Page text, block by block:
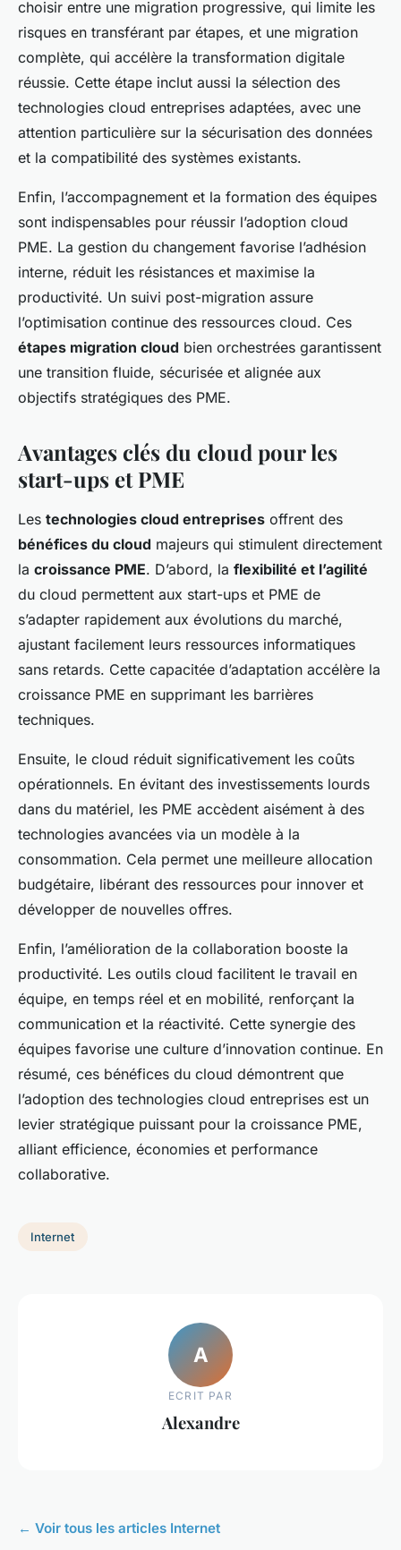
choisir entre une migration progressive, qui limite les
risques en transférant par étapes, et une migration
complète, qui accélère la transformation digitale
réussie. Cette étape inclut aussi la sélection des
technologies cloud entreprises adaptées, avec une
attention particulière sur la sécurisation des données
et la compatibilité des systèmes existants.
Enfin, l’accompagnement et la formation des équipes
sont indispensables pour réussir l’adoption cloud
PME. La gestion du changement favorise l’adhésion
interne, réduit les résistances et maximise la
productivité. Un suivi post-migration assure
l’optimisation continue des ressources cloud. Ces
étapes migration cloud bien orchestrées garantissent
une transition fluide, sécurisée et alignée aux
objectifs stratégiques des PME.
Avantages clés du cloud pour les
start-ups et PME
Les technologies cloud entreprises offrent des
bénéfices du cloud majeurs qui stimulent directement
la croissance PME. D’abord, la flexibilité et l’agilité
du cloud permettent aux start-ups et PME de
s’adapter rapidement aux évolutions du marché,
ajustant facilement leurs ressources informatiques
sans retards. Cette capacitée d’adaptation accélère la
croissance PME en supprimant les barrières
techniques.
Ensuite, le cloud réduit significativement les coûts
opérationnels. En évitant des investissements lourds
dans du matériel, les PME accèdent aisément à des
technologies avancées via un modèle à la
consommation. Cela permet une meilleure allocation
budgétaire, libérant des ressources pour innover et
développer de nouvelles offres.
Enfin, l’amélioration de la collaboration booste la
productivité. Les outils cloud facilitent le travail en
équipe, en temps réel et en mobilité, renforçant la
communication et la réactivité. Cette synergie des
équipes favorise une culture d’innovation continue. En
résumé, ces bénéfices du cloud démontrent que
l’adoption des technologies cloud entreprises est un
levier stratégique puissant pour la croissance PME,
alliant efficience, économies et performance
collaborative.
Internet
A
ECRIT PAR
Alexandre
← Voir tous les articles Internet